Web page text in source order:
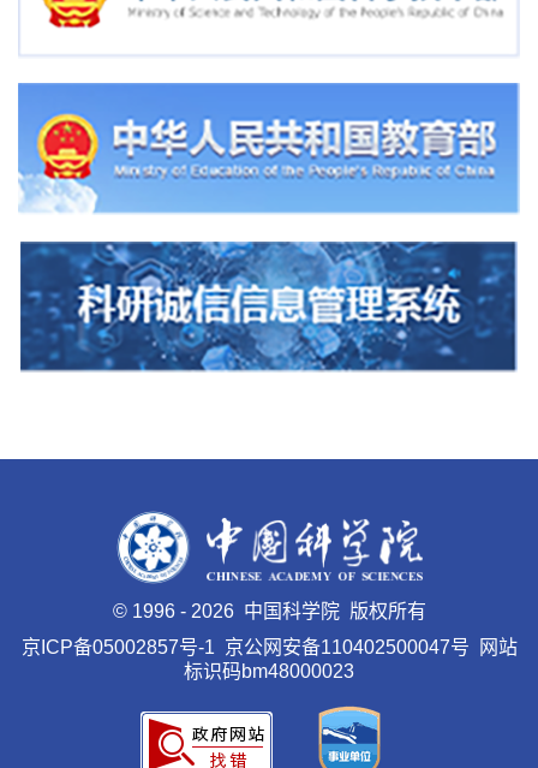
© 1996 - 2026 中国科学院 版权所有
京ICP备05002857号-1 京公网安备110402500047号 网站
标识码bm48000023